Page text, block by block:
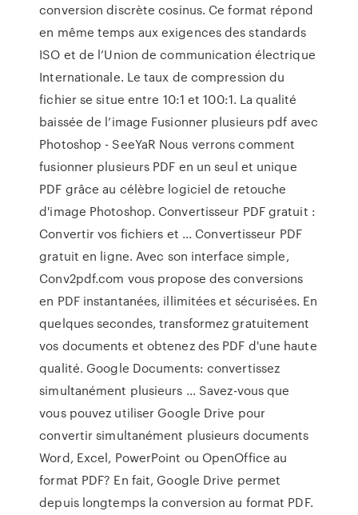
conversion discrète cosinus. Ce format répond
en même temps aux exigences des standards
ISO et de l’Union de communication électrique
Internationale. Le taux de compression du
fichier se situe entre 10:1 et 100:1. La qualité
baissée de l’image Fusionner plusieurs pdf avec
Photoshop - SeeYaR Nous verrons comment
fusionner plusieurs PDF en un seul et unique
PDF grâce au célèbre logiciel de retouche
d'image Photoshop. Convertisseur PDF gratuit :
Convertir vos fichiers et ... Convertisseur PDF
gratuit en ligne. Avec son interface simple,
Conv2pdf.com vous propose des conversions
en PDF instantanées, illimitées et sécurisées. En
quelques secondes, transformez gratuitement
vos documents et obtenez des PDF d'une haute
qualité. Google Documents: convertissez
simultanément plusieurs ... Savez-vous que
vous pouvez utiliser Google Drive pour
convertir simultanément plusieurs documents
Word, Excel, PowerPoint ou OpenOffice au
format PDF? En fait, Google Drive permet
depuis longtemps la conversion au format PDF.